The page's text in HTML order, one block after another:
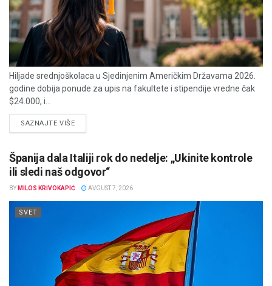
Hiljade srednjoškolaca u Sjedinjenim Američkim Državama 2026.
godine dobija ponude za upis na fakultete i stipendije vredne čak
$24.000, i...
SAZNAJTE VIŠEDETAILS
Španija dala Italiji rok do nedelje: „Ukinite kontrole
ili sledi naš odgovor“
BY MILOS KRIVOKAPIĆ AVGUST 7, 2026
SVET